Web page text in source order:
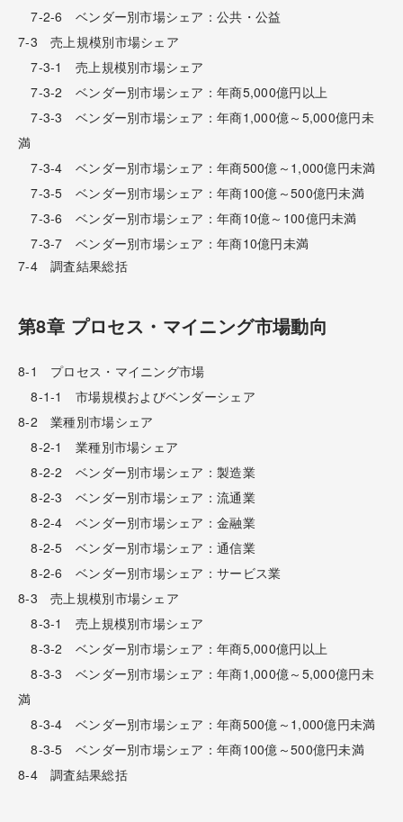
7-2-6 ベンダー別市場シェア：公共・公益
7-3 売上規模別市場シェア
7-3-1 売上規模別市場シェア
7-3-2 ベンダー別市場シェア：年商5,000億円以上
7-3-3 ベンダー別市場シェア：年商1,000億～5,000億円未
満
7-3-4 ベンダー別市場シェア：年商500億～1,000億円未満
7-3-5 ベンダー別市場シェア：年商100億～500億円未満
7-3-6 ベンダー別市場シェア：年商10億～100億円未満
7-3-7 ベンダー別市場シェア：年商10億円未満
7-4 調査結果総括
第8章 プロセス・マイニング市場動向
8-1 プロセス・マイニング市場
8-1-1 市場規模およびベンダーシェア
8-2 業種別市場シェア
8-2-1 業種別市場シェア
8-2-2 ベンダー別市場シェア：製造業
8-2-3 ベンダー別市場シェア：流通業
8-2-4 ベンダー別市場シェア：金融業
8-2-5 ベンダー別市場シェア：通信業
8-2-6 ベンダー別市場シェア：サービス業
8-3 売上規模別市場シェア
8-3-1 売上規模別市場シェア
8-3-2 ベンダー別市場シェア：年商5,000億円以上
8-3-3 ベンダー別市場シェア：年商1,000億～5,000億円未
満
8-3-4 ベンダー別市場シェア：年商500億～1,000億円未満
8-3-5 ベンダー別市場シェア：年商100億～500億円未満
8-4 調査結果総括